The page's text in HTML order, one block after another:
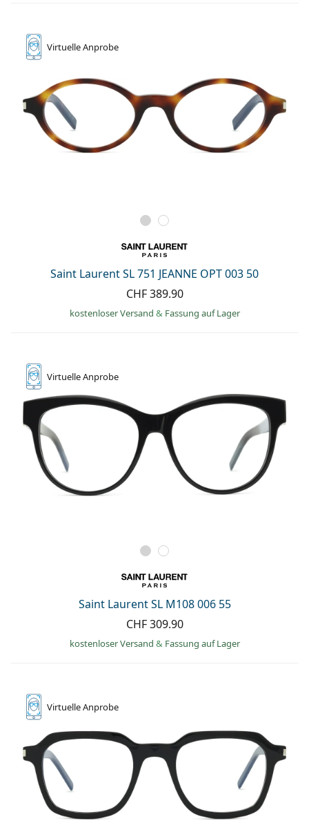
VirtuelleAnprobe
Saint Laurent SL 751 JEANNE OPT 003 50
CHF 389.90
kostenloser Versand & Fassung auf Lager
VirtuelleAnprobe
Saint Laurent SL M108 006 55
CHF 309.90
kostenloser Versand & Fassung auf Lager
VirtuelleAnprobe